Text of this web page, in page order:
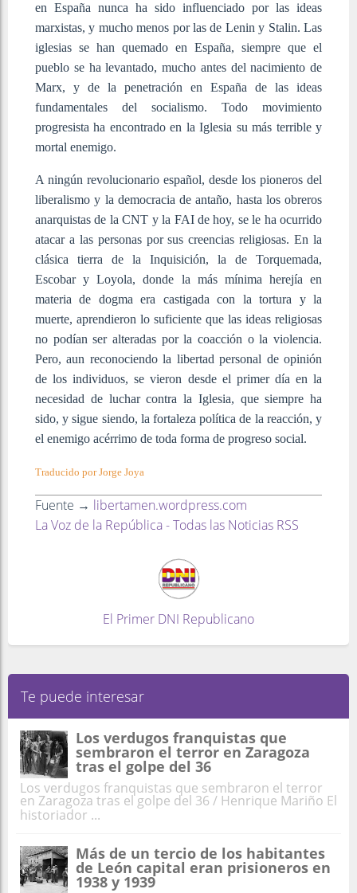
en España nunca ha sido influenciado por las ideas
marxistas, y mucho menos por las de Lenin y Stalin. Las
iglesias se han quemado en España, siempre que el
pueblo se ha levantado, mucho antes del nacimiento de
Marx, y de la penetración en España de las ideas
fundamentales del socialismo. Todo movimiento
progresista ha encontrado en la Iglesia su más terrible y
mortal enemigo.
A ningún revolucionario español, desde los pioneros del
liberalismo y la democracia de antaño, hasta los obreros
anarquistas de la CNT y la FAI de hoy, se le ha ocurrido
atacar a las personas por sus creencias religiosas. En la
clásica tierra de la Inquisición, la de Torquemada,
Escobar y Loyola, donde la más mínima herejía en
materia de dogma era castigada con la tortura y la
muerte, aprendieron lo suficiente que las ideas religiosas
no podían ser alteradas por la coacción o la violencia.
Pero, aun reconociendo la libertad personal de opinión
de los individuos, se vieron desde el primer día en la
necesidad de luchar contra la Iglesia, que siempre ha
sido, y sigue siendo, la fortaleza política de la reacción, y
el enemigo acérrimo de toda forma de progreso social.
Traducido por Jorge Joya
Fuente → libertamen.wordpress.com
La Voz de la República - Todas las Noticias RSS
El Primer DNI Republicano
Te puede interesar
Los verdugos franquistas que
sembraron el terror en Zaragoza
tras el golpe del 36
Los verdugos franquistas que sembraron el terror
en Zaragoza tras el golpe del 36 / Henrique Mariño El
historiador ...
Más de un tercio de los habitantes
de León capital eran prisioneros en
1938 y 1939